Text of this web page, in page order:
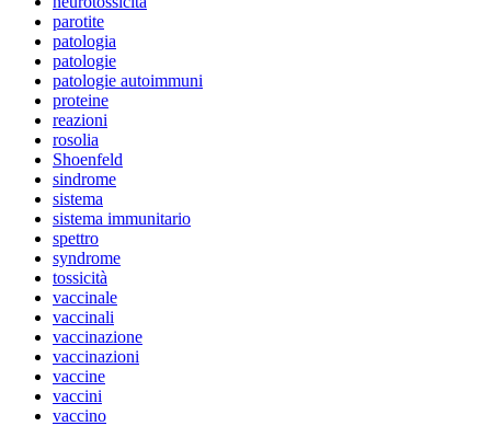
parotite
patologia
patologie
patologie autoimmuni
proteine
reazioni
rosolia
Shoenfeld
sindrome
sistema
sistema immunitario
spettro
syndrome
tossicità
vaccinale
vaccinali
vaccinazione
vaccinazioni
vaccine
vaccini
vaccino